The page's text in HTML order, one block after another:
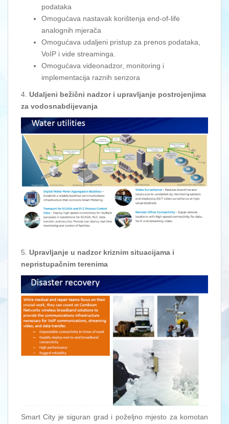
podataka
Omogućava nastavak korištenja end-of-life
analognih mjerača
Omogućava udaljeni pristup za prenos podataka,
VoIP i vide streaminga.
Omogućava videonadzor, monitoring i
implementacija raznih senzora
4. Udaljeni bežični nadzor i upravljanje postrojenjima
za vodosnabdijevanja
5. Upravljanje u nadzor kriznim situacijama i
nepristupačnim terenima
Smart City je siguran grad i poželjno mjesto za komotan